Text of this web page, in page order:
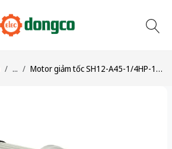
... Motor giảm tốc SH12-A45-1/4HP-1/45 công suất 1/4HP (200W) 0,2kW 1/45 kiểu lắp Chân đế